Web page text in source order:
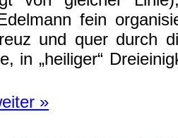
fein
und quer durch
in „heiliger“
»